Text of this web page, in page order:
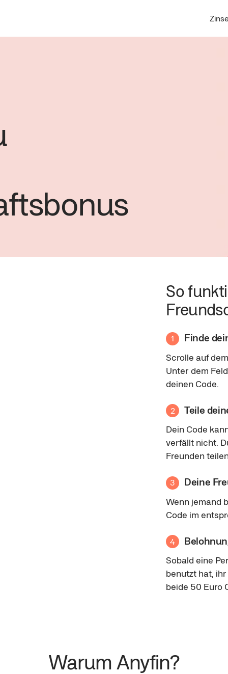
So
1 Finde
Scrolle auf
Unter dem
deinen Code.
2 Teile
Dein Code
verfällt nicht.
Freunden
3 Deine
Wenn jemand
Code im
4
Sobald eine
benutzt hat,
beide 50 Euro
Warum Anyfin?